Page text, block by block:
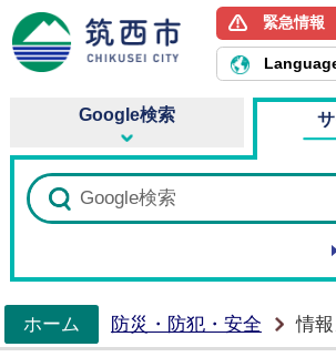
筑西
緊急情報
Google検索
ホーム
防災・防犯・安全 情